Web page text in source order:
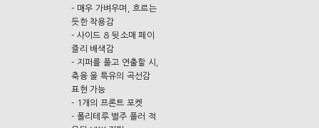
- 매우 가벼우며, 흐르는
듯한 착용감
- 사이드 & 뒷소매 페이
즐리 배색감
- 지퍼를 풀고 연출할 시,
축융 울 특유의 곡선감
표현 가능
- 1개의 프론트 포켓
- 폴리테루 별주 풀러 적